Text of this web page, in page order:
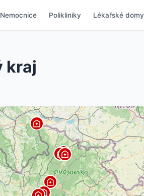
Nemocnice Polikliniky Lékařské domy
kraj